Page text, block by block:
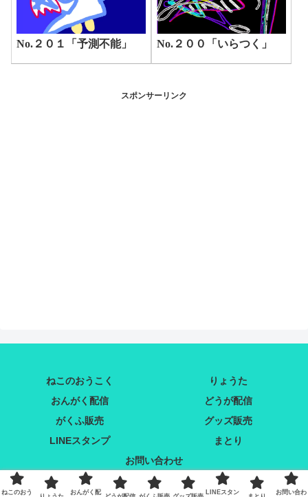
No.２０１「予測不能」 No.２００「いらつく」
スポンサーリンク
ねこのおうこく
りょうた
おんがく配信
どうが配信
がくふ販売
グッズ販売
LINEスタンプ
まとり
お問い合わせ
Copyright © 2020 まとりこや All Rights Reserved.
ねこのおう おんがく配 LINEスタン お問い合わ